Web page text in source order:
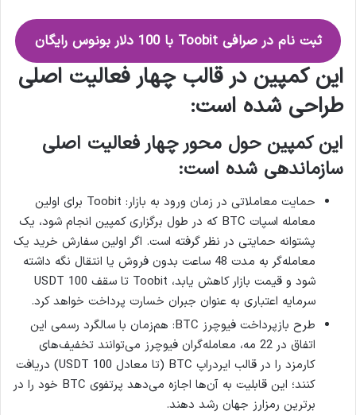
ثبت نام در صرافی Toobit با 100 دلار بونوس رایگان
این کمپین در قالب چهار فعالیت اصلی
طراحی شده است:
این کمپین حول محور چهار فعالیت اصلی
سازماندهی شده است:
حمایت معاملاتی در زمان ورود به بازار: Toobit برای اولین
معامله اسپات BTC که در طول برگزاری کمپین انجام شود، یک
پشتوانه حمایتی در نظر گرفته است. اگر اولین سفارش خرید یک
معامله‌گر به مدت 48 ساعت بدون فروش یا انتقال نگه داشته
شود و قیمت بازار کاهش یابد، Toobit تا سقف 100 USDT
سرمایه اعتباری به عنوان جبران خسارت پرداخت خواهد کرد.
طرح بازپرداخت فیوچرز BTC: هم‌زمان با سالگرد رسمی این
اتفاق در 22 مه، معامله‌گران فیوچرز می‌توانند تخفیف‌های
کارمزد را در قالب ایردراپ BTC (تا معادل 100 USDT) دریافت
کنند؛ این قابلیت به آن‌ها اجازه می‌دهد پرتفوی BTC خود را در
برترین رمزارز جهان رشد دهند.